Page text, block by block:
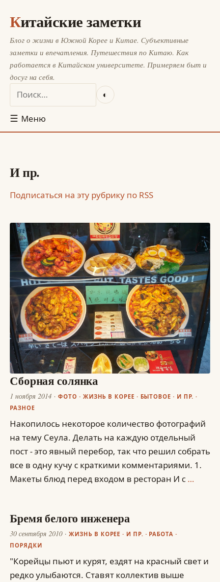
Китайские заметки
Блог о жизни в Южной Корее и Китае. Субъективные
заметки и впечатления. Путешествия по Китаю. Как
работается в Китайском университете. Примеряем быт и
досуг на себя.
◐
☰ Меню
И пр.
Подписаться на эту рубрику по RSS
Сборная солянка
1 ноября 2014 ФОТО · ЖИЗНЬ В КОРЕЕ · БЫТОВОЕ · И ПР. ·
РАЗНОЕ
Накопилось некоторое количество фотографий
на тему Сеула. Делать на каждую отдельный
пост - это явный перебор, так что решил собрать
все в одну кучу с краткими комментариями. 1.
Макеты блюд перед входом в ресторан И с …
Бремя белого инженера
30 сентября 2010 ЖИЗНЬ В КОРЕЕ · И ПР. · РАБОТА ·
ПОРЯДКИ
"Корейцы пьют и курят, ездят на красный свет и
редко улыбаются. Ставят коллектив выше